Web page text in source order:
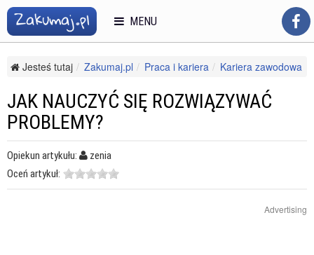
Jesteś tutaj Zakumaj.pl Praca i kariera
Kariera zawodowa
JAK NAUCZYĆ SIĘ ROZWIĄZYWAĆ
PROBLEMY?
Opiekun artykułu:
zenia
Oceń artykuł:
Advertising
MENU